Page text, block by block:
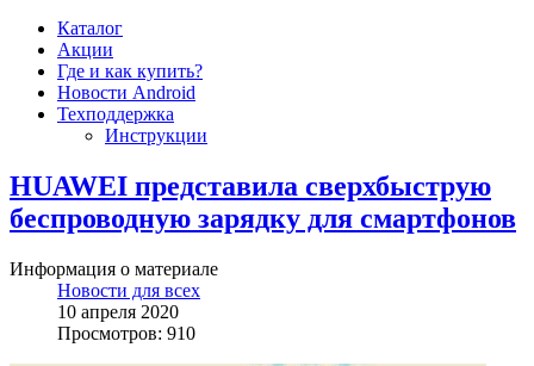
Каталог
Акции
Где и как купить?
Новости Android
Техподдержка
Инструкции
HUAWEI представила сверхбыструю
беспроводную зарядку для смартфонов
Информация о материале
Новости для всех
10 апреля 2020
Просмотров: 910